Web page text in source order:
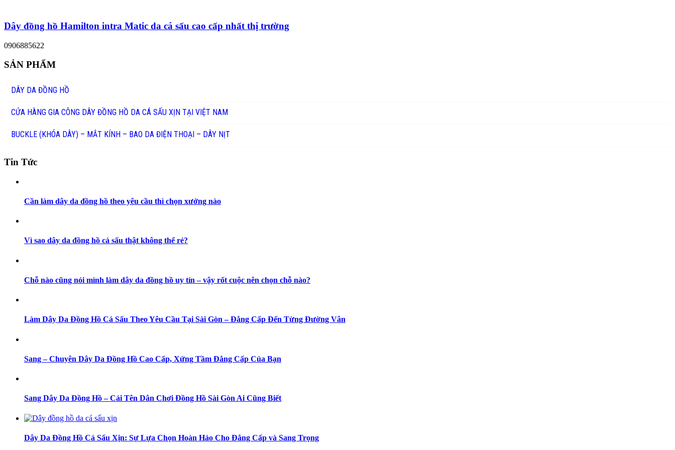
Dây đồng hồ Hamilton intra Matic da cá sấu cao cấp nhất thị trường
0906885622
SẢN PHẨM
DÂY DA ĐỒNG HỒ
CỬA HÀNG GIA CÔNG DÂY ĐỒNG HỒ DA CÁ SẤU XỊN TẠI VIỆT NAM
BUCKLE (KHÓA DÂY) – MẮT KÍNH – BAO DA ĐIỆN THOẠI – DÂY NỊT
Tin Tức
Cần làm dây da đồng hồ theo yêu cầu thì chọn xưởng nào
Vì sao dây da đồng hồ cá sấu thật không thể rẻ?
Chỗ nào cũng nói mình làm dây da đồng hồ uy tín – vậy rốt cuộc nên chọn chỗ nào?
Làm Dây Da Đồng Hồ Cá Sấu Theo Yêu Cầu Tại Sài Gòn – Đẳng Cấp Đến Từng Đường Vân
Sang – Chuyên Dây Da Đồng Hồ Cao Cấp, Xứng Tầm Đẳng Cấp Của Bạn
Sang Dây Da Đồng Hồ – Cái Tên Dân Chơi Đồng Hồ Sài Gòn Ai Cũng Biết
Dây Da Đồng Hồ Cá Sấu Xịn: Sự Lựa Chọn Hoàn Hảo Cho Đẳng Cấp và Sang Trọng